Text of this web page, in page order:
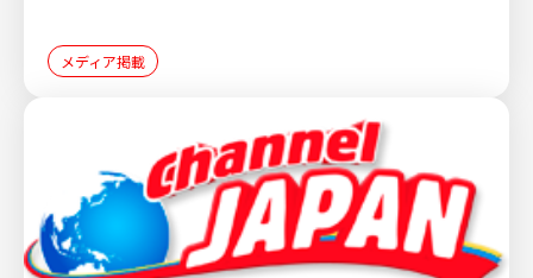
メディア掲載